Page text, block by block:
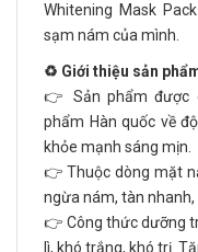
Whitening Mask
sạm nám của mình.
♻️ Giới thiệu sản
👉 Sản phẩm được
phẩm Hàn quốc về
khỏe mạnh sáng mịn.
👉 Thuộc dòng mặt
ngừa nám, tàn nhanh,
👉 Công thức dưỡng
lì, khó trắng, khó trị.